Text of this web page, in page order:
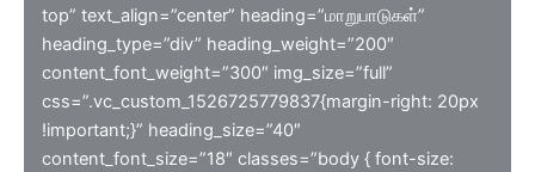
top” text_align=”center” heading=”மாறுபாடுகள்”
heading_type=”div” heading_weight=”200″
content_font_weight=”300″ img_size=”full”
css=”.vc_custom_1526725779837{margin-right: 20px
!important;}” heading_size=”40″
content_font_size=”18″ classes=”body { font-size: